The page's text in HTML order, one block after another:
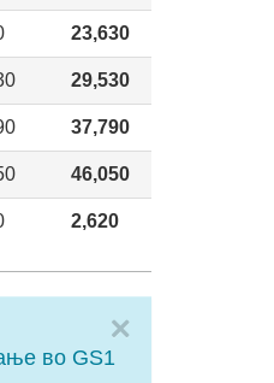
23,630
29,530
37,790
46,050
2,620
во GS1